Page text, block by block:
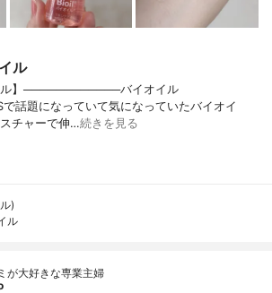
ル
ル】────────────バイオイル
題になっていて気になっていたバイオイ
チャーで伸…続きを見る
)
ル
が大好きな専業主婦